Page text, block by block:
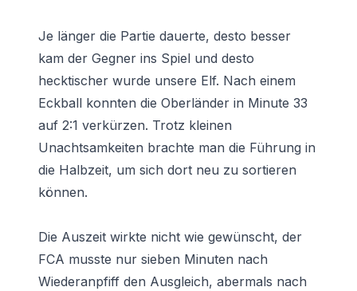
Je länger die Partie dauerte, desto besser
kam der Gegner ins Spiel und desto
hecktischer wurde unsere Elf. Nach einem
Eckball konnten die Oberländer in Minute 33
auf 2:1 verkürzen. Trotz kleinen
Unachtsamkeiten brachte man die Führung in
die Halbzeit, um sich dort neu zu sortieren
können.
Die Auszeit wirkte nicht wie gewünscht, der
FCA musste nur sieben Minuten nach
Wiederanpfiff den Ausgleich, abermals nach